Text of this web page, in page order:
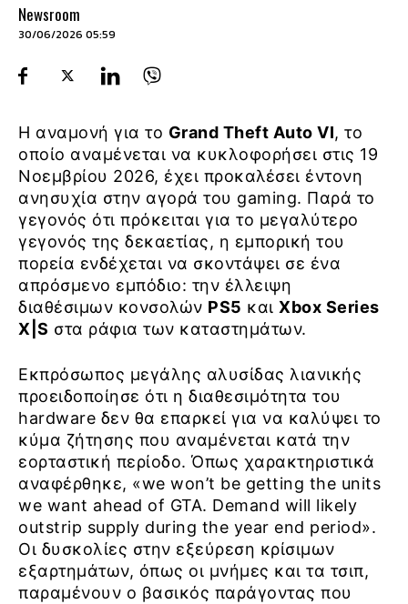
Newsroom
30/06/2026 05:59
Η αναμονή για το Grand Theft Auto VI, το
οποίο αναμένεται να κυκλοφορήσει στις 19
Νοεμβρίου 2026, έχει προκαλέσει έντονη
ανησυχία στην αγορά του gaming. Παρά το
γεγονός ότι πρόκειται για το μεγαλύτερο
γεγονός της δεκαετίας, η εμπορική του
πορεία ενδέχεται να σκοντάψει σε ένα
απρόσμενο εμπόδιο: την έλλειψη
διαθέσιμων κονσολών PS5 και Xbox Series
X|S στα ράφια των καταστημάτων.
Εκπρόσωπος μεγάλης αλυσίδας λιανικής
προειδοποίησε ότι η διαθεσιμότητα του
hardware δεν θα επαρκεί για να καλύψει το
κύμα ζήτησης που αναμένεται κατά την
εορταστική περίοδο. Όπως χαρακτηριστικά
αναφέρθηκε, «we won’t be getting the units
we want ahead of GTA. Demand will likely
outstrip supply during the year end period».
Οι δυσκολίες στην εξεύρεση κρίσιμων
εξαρτημάτων, όπως οι μνήμες και τα τσιπ,
παραμένουν ο βασικός παράγοντας που